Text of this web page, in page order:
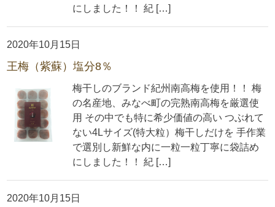
にしました！！ 紀 […]
2020年10月15日
王梅（紫蘇）塩分8％
梅干しのブランド紀州南高梅を使用！！ 梅
の名産地、みなべ町の完熟南高梅を厳選使
用 その中でも特に希少価値の高い つぶれて
ない4Lサイズ(特大粒）梅干しだけを 手作業
で選別し新鮮な内に一粒一粒丁寧に袋詰め
にしました！！ 紀 […]
2020年10月15日